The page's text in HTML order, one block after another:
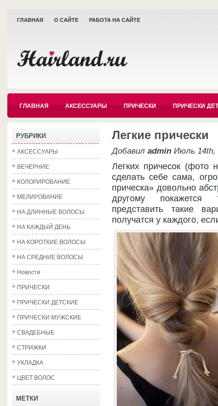
ГЛАВНАЯ О САЙТЕ РАБОТА НА САЙТЕ
ГЛАВНАЯ АКСЕССУАРЫ ПРИЧЕСКИ ПРИЧЕСКИ
РУБРИКИ
АКСЕССУАРЫ
ВЕЧЕРНИЕ
КОЛОРИРОВАНИЕ
МЕЛИРОВАНИЕ
НА ДЛИННЫЕ ВОЛОСЫ
НА КАЖДЫЙ ДЕНЬ
НА КОРОТКИЕ ВОЛОСЫ
НА СРЕДНИЕ ВОЛОСЫ
Новости
ПРИЧЕСКИ
ПРИЧЕСКИ ДЕТСКИЕ
ПРИЧЕСКИ МУЖСКИЕ
СВАДЕБНЫЕ
СТРИЖКИ
УКЛАДКА
ЦВЕТ ВОЛОС
МЕТКИ
Легкие прически
Добавил admin Июль 14th,
Легких причесок (фото
сделать себе сама,
прическа» довольно
другому покажется
представить такие
получатся у каждого,